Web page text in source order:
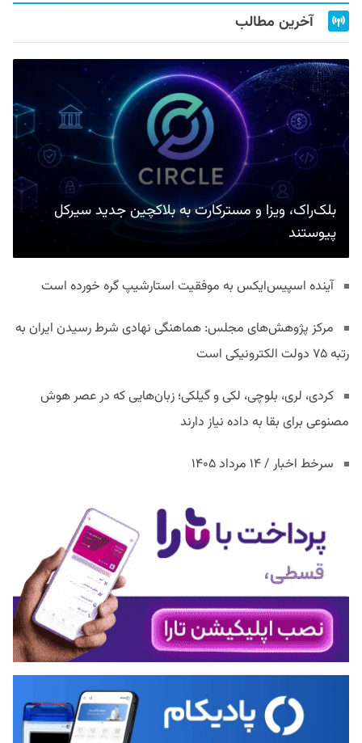
آخرین مطالب
بلک‌راک، ویزا و مسترکارت به بلاکچین جدید سیرکل
پیوستند
آینده اسپیس‌ایکس به موفقیت استارشیپ گره خورده است
مرکز پژوهش‌های مجلس: هماهنگی نهادی شرط رسیدن ایران به
رتبه ۷۵ دولت الکترونیکی است
کردی، لری، بلوچی، لکی و گیلکی؛ زبان‌هایی که در عصر هوش
مصنوعی برای بقا به داده نیاز دارند
سرخط اخبار / ۱۴ مرداد ۱۴۰۵